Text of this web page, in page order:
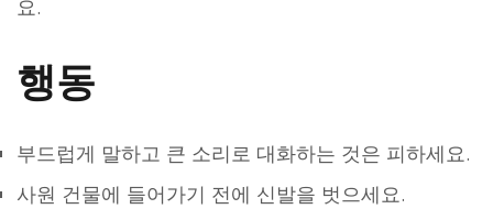
요.
행동
부드럽게 말하고 큰 소리로 대화하는 것은 피하세요.
사원 건물에 들어가기 전에 신발을 벗으세요.